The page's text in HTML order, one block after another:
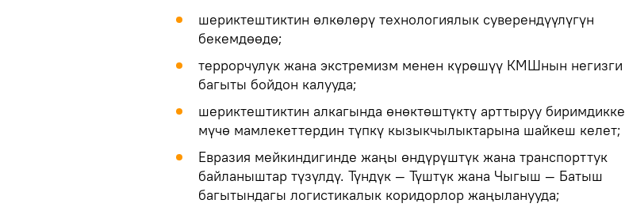
шериктештиктин өлкөлөрү технологиялык суверендүүлүгүн
бекемдөөдө;
террорчулук жана экстремизм менен күрөшүү КМШнын негизги
багыты бойдон калууда;
шериктештиктин алкагында өнөктөштүктү арттыруу биримдикке
мүчө мамлекеттердин түпкү кызыкчылыктарына шайкеш келет;
Евразия мейкиндигинде жаңы өндүрүштүк жана транспорттук
байланыштар түзүлдү. Түндүк — Түштүк жана Чыгыш — Батыш
багытындагы логистикалык коридорлор жаңыланууда;